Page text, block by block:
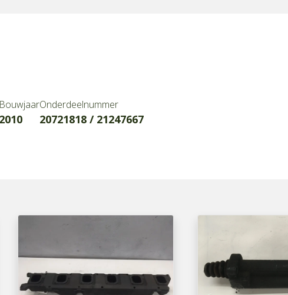
Bouwjaar
2010
Onderdeelnummer
20721818 / 21247667